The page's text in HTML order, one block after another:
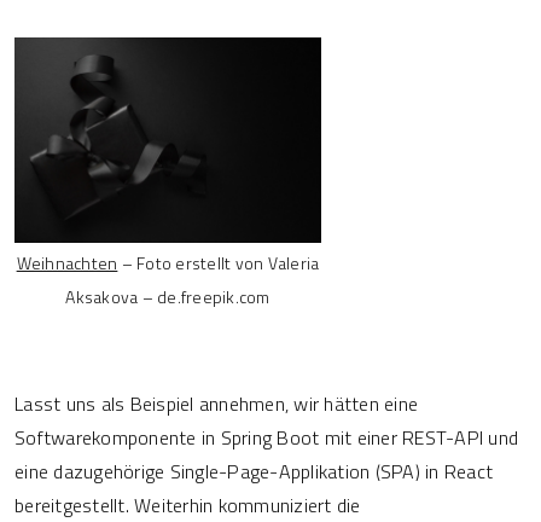
Weihnachten – Foto erstellt von Valeria
Aksakova – de.freepik.com
Lasst uns als Beispiel annehmen, wir hätten eine
Softwarekomponente in Spring Boot mit einer REST-API und
eine dazugehörige Single-Page-Applikation (SPA) in React
bereitgestellt. Weiterhin kommuniziert die